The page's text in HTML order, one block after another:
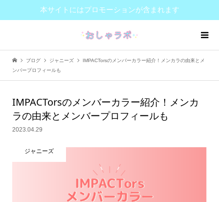
本サイトにはプロモーションが含まれます
ブログ ジャニーズ
IMPACTorsのメンバーカラー紹介！メンカラの由来とメ
ンバープロフィールも
IMPACTorsのメンバーカラー紹介！メンカ
ラの由来とメンバープロフィールも
2023.04.29
ジャニーズ